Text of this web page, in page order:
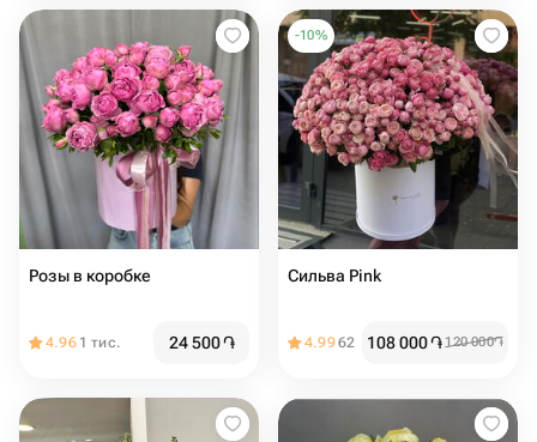
Розы в коробке
4.96 1 тис. 24 500֏
-10%
Сильва Pink
4.9962 108 000֏ 120 000֏